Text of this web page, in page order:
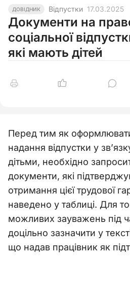
ДОВІДНИК Відпустки 17.03.2025
Документи на
соціальної
які мають дітей
Перед тим як
надання відпустки у
дітьми, необхідно
документи, які
отримання цієї трудової
наведено у таблиці. Для
можливих зауважень під
доцільно зазначити у
що надав працівник як